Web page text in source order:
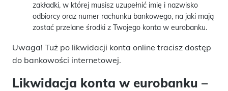
zakładki, w której musisz uzupełnić imię i nazwisko
odbiorcy oraz numer rachunku bankowego, na jaki mają
zostać przelane środki z Twojego konta w eurobanku.
Uwaga! Tuż po likwidacji konta online tracisz dostęp
do bankowości internetowej.
Likwidacja konta w eurobanku –